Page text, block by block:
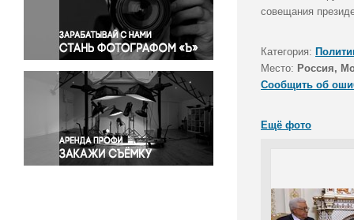
Правосудие
Происшествия и конфликты
Религия
Светская жизнь
Спорт
Экология
Экономика и бизнес
совещания
Категория:
Место: Россия,
Сообщить об
Ещё фото